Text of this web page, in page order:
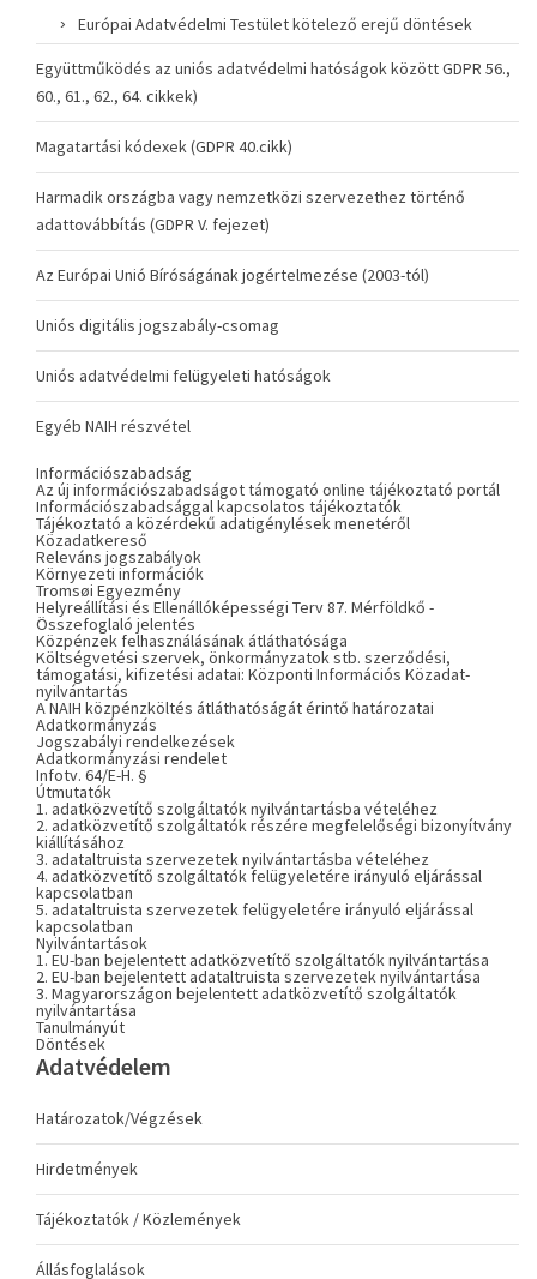
Európai Adatvédelmi Testület kötelező erejű döntések
Együttműködés az uniós adatvédelmi hatóságok között GDPR 56.,
60., 61., 62., 64. cikkek)
Magatartási kódexek (GDPR 40.cikk)
Harmadik országba vagy nemzetközi szervezethez történő
adattovábbítás (GDPR V. fejezet)
Az Európai Unió Bíróságának jogértelmezése (2003-tól)
Uniós digitális jogszabály-csomag
Uniós adatvédelmi felügyeleti hatóságok
Egyéb NAIH részvétel
Információszabadság
Az új információszabadságot támogató online tájékoztató portál
Információszabadsággal kapcsolatos tájékoztatók
Tájékoztató a közérdekű adatigénylések menetéről
Közadatkereső
Releváns jogszabályok
Környezeti információk
Tromsøi Egyezmény
Helyreállítási és Ellenállóképességi Terv 87. Mérföldkő -
Összefoglaló jelentés
Közpénzek felhasználásának átláthatósága
Költségvetési szervek, önkormányzatok stb. szerződési,
támogatási, kifizetési adatai: Központi Információs Közadat-
nyilvántartás
A NAIH közpénzköltés átláthatóságát érintő határozatai
Adatkormányzás
Jogszabályi rendelkezések
Adatkormányzási rendelet
Infotv. 64/E-H. §
Útmutatók
1. adatközvetítő szolgáltatók nyilvántartásba vételéhez
2. adatközvetítő szolgáltatók részére megfelelőségi bizonyítvány
kiállításához
3. adataltruista szervezetek nyilvántartásba vételéhez
4. adatközvetítő szolgáltatók felügyeletére irányuló eljárással
kapcsolatban
5. adataltruista szervezetek felügyeletére irányuló eljárással
kapcsolatban
Nyilvántartások
1. EU-ban bejelentett adatközvetítő szolgáltatók nyilvántartása
2. EU-ban bejelentett adataltruista szervezetek nyilvántartása
3. Magyarországon bejelentett adatközvetítő szolgáltatók
nyilvántartása
Tanulmányút
Döntések
Adatvédelem
Határozatok/Végzések
Hirdetmények
Tájékoztatók / Közlemények
Állásfoglalások